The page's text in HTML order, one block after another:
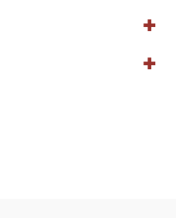
+
+